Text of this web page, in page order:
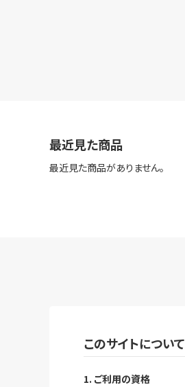
最近見た商品
最近見た商品がありません。
このサイトについて
1. ご利用の資格